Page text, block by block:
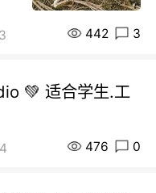
442 3
💚 适合学生.工
476 0